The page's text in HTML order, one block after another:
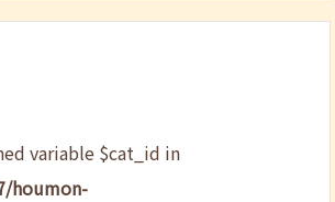
variable $cat_id in
houmon-